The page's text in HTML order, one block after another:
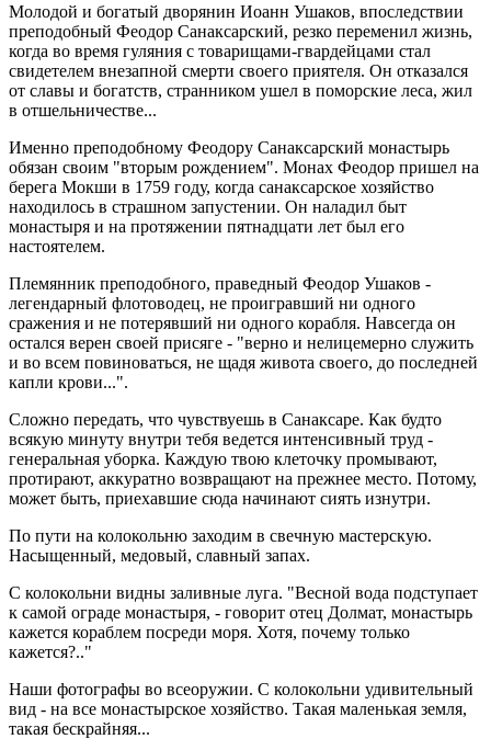
Молодой и богатый дворянин Иоанн Ушаков, впоследствии
преподобный Феодор Санаксарский, резко переменил жизнь,
когда во время гуляния с товарищами-гвардейцами стал
свидетелем внезапной смерти своего приятеля. Он отказался
от славы и богатств, странником ушел в поморские леса, жил
в отшельничестве...
Именно преподобному Феодору Санаксарский монастырь
обязан своим "вторым рождением". Монах Феодор пришел на
берега Мокши в 1759 году, когда санаксарское хозяйство
находилось в страшном запустении. Он наладил быт
монастыря и на протяжении пятнадцати лет был его
настоятелем.
Племянник преподобного, праведный Феодор Ушаков -
легендарный флотоводец, не проигравший ни одного
сражения и не потерявший ни одного корабля. Навсегда он
остался верен своей присяге - "верно и нелицемерно служить
и во всем повиноваться, не щадя живота своего, до последней
капли крови...".
Сложно передать, что чувствуешь в Санакcape. Как будто
всякую минуту внутри тебя ведется интенсивный труд -
генеральная уборка. Каждую твою клеточку промывают,
протирают, аккуратно возвращают на прежнее место. Потому,
может быть, приехавшие сюда начинают сиять изнутри.
По пути на колокольню заходим в свечную мастерскую.
Насыщенный, медовый, славный запах.
С колокольни видны заливные луга. "Весной вода подступает
к самой ограде монастыря, - говорит отец Долмат, монастырь
кажется кораблем посреди моря. Хотя, почему только
кажется?.."
Наши фотографы во всеоружии. С колокольни удивительный
вид - на все монастырское хозяйство. Такая маленькая земля,
такая бескрайняя...